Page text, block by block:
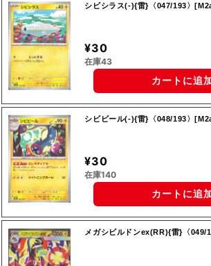
シビシラス(-){雷}〈047/193〉
¥30
在庫43
カートに追
シビビール(-){雷}〈048/193〉
¥30
在庫140
カートに追
メガシビルドンex(RR){雷}〈049/